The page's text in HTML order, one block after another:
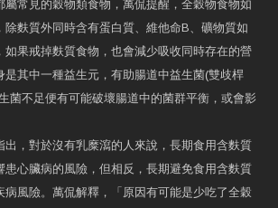
屬常見的穀物類食物，萬侃提醒，全穀物食物如
除麩質外同時含有蛋白質、維他命B、礦物質如
如果戒掉麩質食物，也會減少吸收同時存在的營
是其中一種益生元，有助腸道中益生菌(雙歧桿
菌不足便有可能破壞腸道中的菌群平衡，或會影
出，對於沒有乳糜瀉的人來說，長期食用含麩質
患心臟病的風險，但相反，長期避免食用含麩質
病風險。萬侃解釋，「原因有可能是少吃了全穀